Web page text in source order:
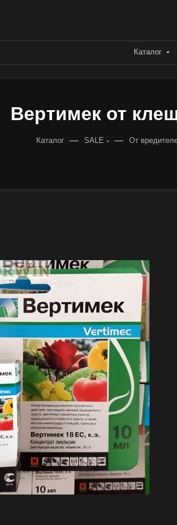
Каталог
Вертимек от
Каталог — SALE — От